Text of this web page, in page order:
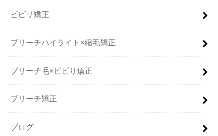
ビビリ矯正
ブリーチハイライト×縮毛矯正
ブリーチ毛×ビビり矯正
ブリーチ矯正
ブログ